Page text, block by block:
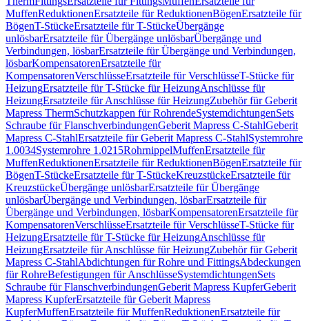
MuffenReduktionenErsatzteile für ReduktionenBögenErsatzteile für
BögenT-StückeErsatzteile für T-StückeÜbergänge
unlösbarErsatzteile für Übergänge unlösbarÜbergänge und
Verbindungen, lösbarErsatzteile für Übergänge und Verbindungen,
lösbarKompensatorenErsatzteile für
KompensatorenVerschlüsseErsatzteile für VerschlüsseT-Stücke für
HeizungErsatzteile für T-Stücke für HeizungAnschlüsse für
HeizungErsatzteile für Anschlüsse für HeizungZubehör für Geberit
Mapress ThermSchutzkappen für RohrendeSystemdichtungenSets
Schraube für FlanschverbindungenGeberit Mapress C-StahlGeberit
Mapress C-StahlErsatzteile für Geberit Mapress C-StahlSystemrohre
1.0034Systemrohre 1.0215RohrnippelMuffenErsatzteile für
MuffenReduktionenErsatzteile für ReduktionenBögenErsatzteile für
BögenT-StückeErsatzteile für T-StückeKreuzstückeErsatzteile für
KreuzstückeÜbergänge unlösbarErsatzteile für Übergänge
unlösbarÜbergänge und Verbindungen, lösbarErsatzteile für
Übergänge und Verbindungen, lösbarKompensatorenErsatzteile für
KompensatorenVerschlüsseErsatzteile für VerschlüsseT-Stücke für
HeizungErsatzteile für T-Stücke für HeizungAnschlüsse für
HeizungErsatzteile für Anschlüsse für HeizungZubehör für Geberit
Mapress C-StahlAbdichtungen für Rohre und FittingsAbdeckungen
für RohreBefestigungen für AnschlüsseSystemdichtungenSets
Schraube für FlanschverbindungenGeberit Mapress KupferGeberit
Mapress KupferErsatzteile für Geberit Mapress
KupferMuffenErsatzteile für MuffenReduktionenErsatzteile für